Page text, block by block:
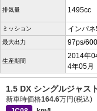
排気量 1495cc
ミッション インパ
最大出力 97ps/
生産期間
2014年
4年05月
1.5 DX シングルジャス
新車時価格164.6万円(税込)